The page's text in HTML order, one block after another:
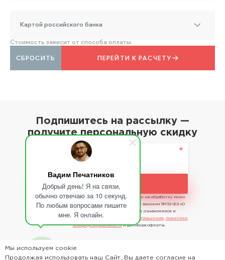
Вадим Печатников
Добрый день! Я на связи,
обычно отвечаю за 10 секунд.
По любым вопросами пишите
мне. Я онлайн.
Картой российского банка
Стоимость зависит от способа оплаты
ПЕРЕЙТИ К РАСЧЕТУ
СБРОСИТЬ
Подпишитесь на рассылку —
получите персональную скидку
Отправляя сведения, я даю свое согласие на обработку моих
персональных данных в соответствии с законом №152-ФЗ «О
персональных данных» от 27.07.2006, ознакомился и
принимаю условияпользовательского соглашения
политики
конфиденциальностии договора оферты.
Мы используем cookie
Продолжая использовать наш Сайт, Вы даете согласие на